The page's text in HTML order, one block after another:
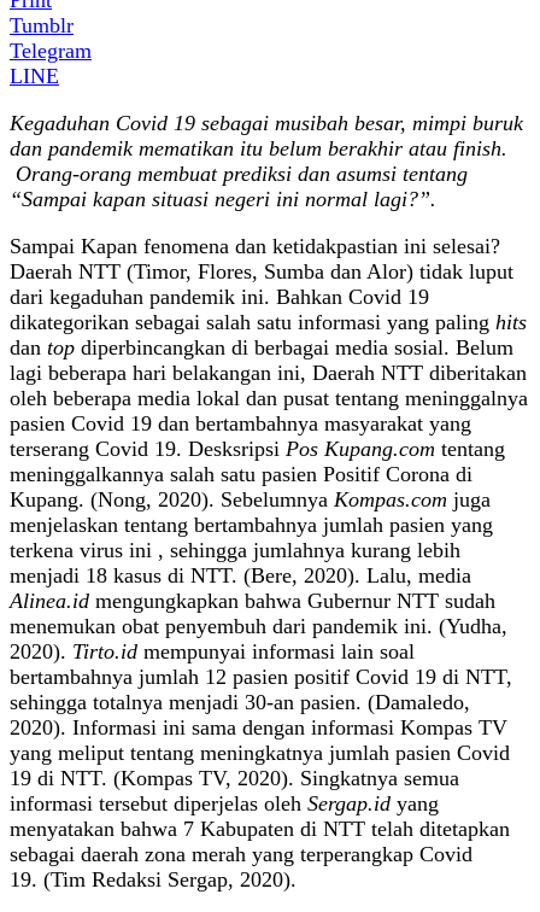
Tumblr
Telegram
LINE
Kegaduhan Covid 19 sebagai musibah besar, mimpi buruk
dan pandemik mematikan itu belum berakhir atau finish.
Orang-orang membuat prediksi dan asumsi tentang
“Sampai kapan situasi negeri ini normal lagi?”.
Sampai Kapan fenomena dan ketidakpastian ini selesai?
Daerah NTT (Timor, Flores, Sumba dan Alor) tidak luput
dari kegaduhan pandemik ini. Bahkan Covid 19
dikategorikan sebagai salah satu informasi yang paling hits
dan top diperbincangkan di berbagai media sosial. Belum
lagi beberapa hari belakangan ini, Daerah NTT diberitakan
oleh beberapa media lokal dan pusat tentang meninggalnya
pasien Covid 19 dan bertambahnya masyarakat yang
terserang Covid 19. Desksripsi Pos Kupang.com tentang
meninggalkannya salah satu pasien Positif Corona di
Kupang. (Nong, 2020). Sebelumnya Kompas.com juga
menjelaskan tentang bertambahnya jumlah pasien yang
terkena virus ini , sehingga jumlahnya kurang lebih
menjadi 18 kasus di NTT. (Bere, 2020). Lalu, media
Alinea.id mengungkapkan bahwa Gubernur NTT sudah
menemukan obat penyembuh dari pandemik ini. (Yudha,
2020). Tirto.id mempunyai informasi lain soal
bertambahnya jumlah 12 pasien positif Covid 19 di NTT,
sehingga totalnya menjadi 30-an pasien. (Damaledo,
2020). Informasi ini sama dengan informasi Kompas TV
yang meliput tentang meningkatnya jumlah pasien Covid
19 di NTT. (Kompas TV, 2020). Singkatnya semua
informasi tersebut diperjelas oleh Sergap.id yang
menyatakan bahwa 7 Kabupaten di NTT telah ditetapkan
sebagai daerah zona merah yang terperangkap Covid
19. (Tim Redaksi Sergap, 2020).